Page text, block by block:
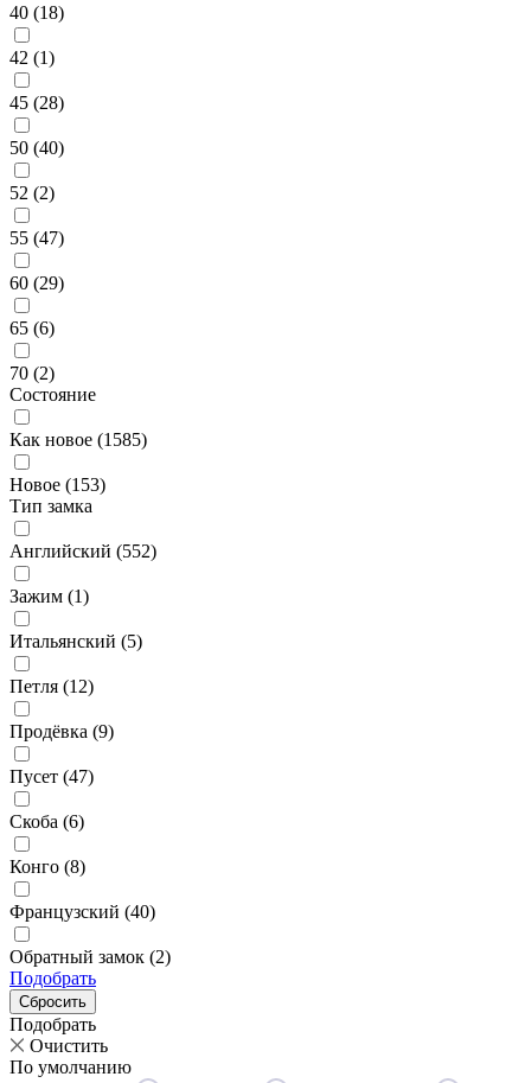
40 (18)
42 (1)
45 (28)
50 (40)
52 (2)
55 (47)
60 (29)
65 (6)
70 (2)
Состояние
Как новое (1585)
Новое (153)
Тип замка
Английский (552)
Зажим (1)
Итальянский (5)
Петля (12)
Продёвка (9)
Пусет (47)
Скоба (6)
Конго (8)
Французский (40)
Обратный замок (2)
Подобрать
Подобрать
Очистить
По умолчанию